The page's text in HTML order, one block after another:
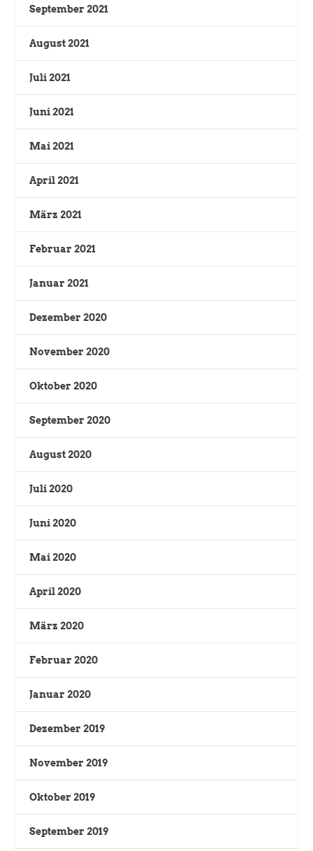
September 2021
August 2021
Juli 2021
Juni 2021
Mai 2021
April 2021
März 2021
Februar 2021
Januar 2021
Dezember 2020
November 2020
Oktober 2020
September 2020
August 2020
Juli 2020
Juni 2020
Mai 2020
April 2020
März 2020
Februar 2020
Januar 2020
Dezember 2019
November 2019
Oktober 2019
September 2019